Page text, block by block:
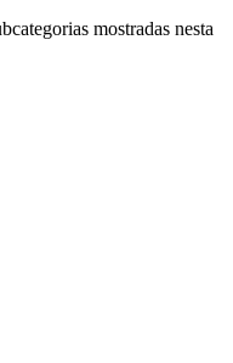
mostradas nesta